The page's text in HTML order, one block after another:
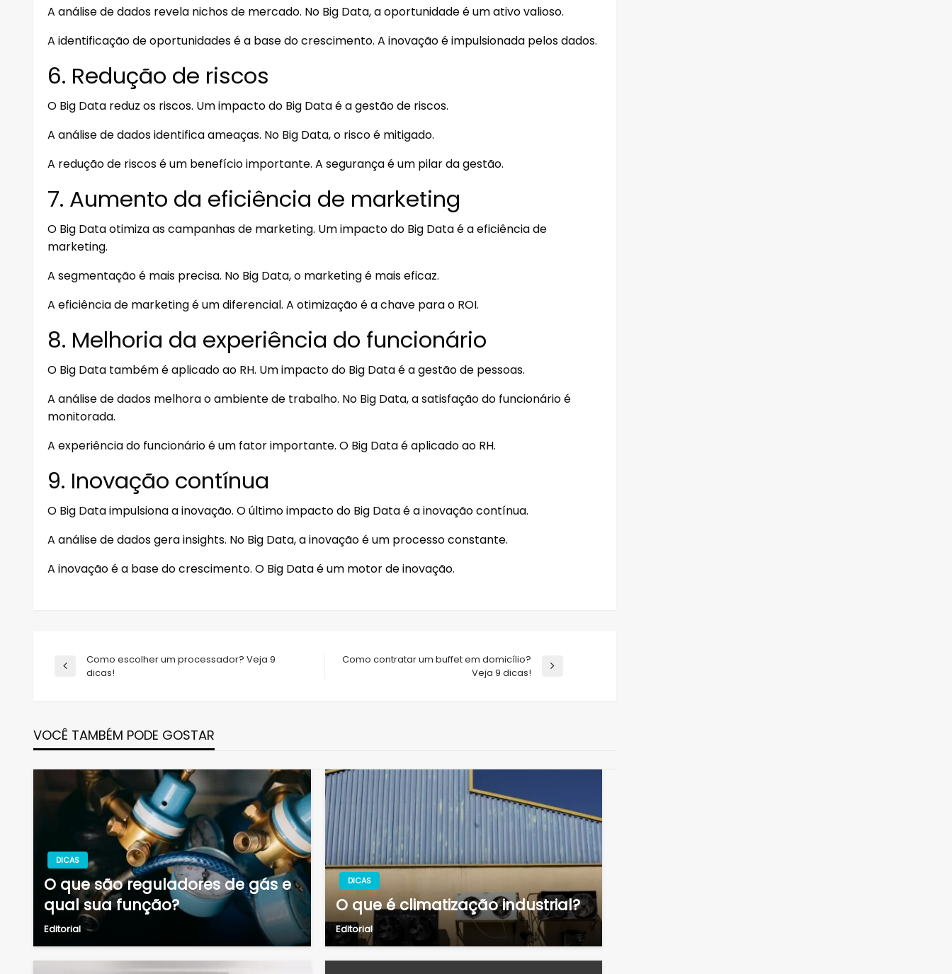
A análise de dados revela nichos de mercado. No Big Data, a oportunidade é um ativo valioso.
A identificação de oportunidades é a base do crescimento. A inovação é impulsionada pelos dados.
6. Redução de riscos
O Big Data reduz os riscos. Um impacto do Big Data é a gestão de riscos.
A análise de dados identifica ameaças. No Big Data, o risco é mitigado.
A redução de riscos é um benefício importante. A segurança é um pilar da gestão.
7. Aumento da eficiência de marketing
O Big Data otimiza as campanhas de marketing. Um impacto do Big Data é a eficiência de
marketing.
A segmentação é mais precisa. No Big Data, o marketing é mais eficaz.
A eficiência de marketing é um diferencial. A otimização é a chave para o ROI.
8. Melhoria da experiência do funcionário
O Big Data também é aplicado ao RH. Um impacto do Big Data é a gestão de pessoas.
A análise de dados melhora o ambiente de trabalho. No Big Data, a satisfação do funcionário é
monitorada.
A experiência do funcionário é um fator importante. O Big Data é aplicado ao RH.
9. Inovação contínua
O Big Data impulsiona a inovação. O último impacto do Big Data é a inovação contínua.
A análise de dados gera insights. No Big Data, a inovação é um processo constante.
A inovação é a base do crescimento. O Big Data é um motor de inovação.
Navegação
Post
Previous
Como escolher um processador? Veja 9
dicas!
Como contratar um buffet em domicílio?
Veja 9 dicas!
VOCÊ TAMBÉM PODE GOSTAR
DICAS
O que são reguladores de gás e
qual sua função?
Editorial
DICAS
O que é climatização industrial?
Editorial